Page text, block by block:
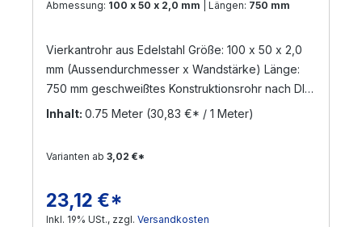
Abmessung: 100 x 50 x 2,0 mm | Längen: 750 mm
Vierkantrohr aus Edelstahl Größe: 100 x 50 x 2,0
mm (Aussendurchmesser x Wandstärke) Länge:
750 mm geschweißtes Konstruktionsrohr nach DIN
17455 / EN ISO 1127 Material: Edelstahl V2A,
Versand per Nachnahme nicht möglich!
bearbeiten wir Ihre Anfrage !
Inhalt: 0.75 Meter (30,83 €* / 1 Meter)
Varianten ab 3,02 €*
Regulärer Preis:
23,12 €*
Inkl. 19% USt., zzgl. Versandkosten